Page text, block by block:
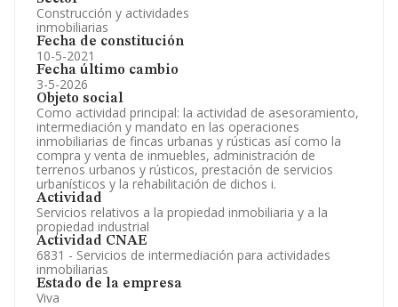
Construcción y actividades
inmobiliarias
Fecha de constitución
10-5-2021
Fecha último cambio
3-5-2026
Objeto social
Como actividad principal: la actividad de asesoramiento,
intermediación y mandato en las operaciones
inmobiliarias de fincas urbanas y rústicas así como la
compra y venta de inmuebles, administración de
terrenos urbanos y rústicos, prestación de servicios
urbanísticos y la rehabilitación de dichos i.
Actividad
Servicios relativos a la propiedad inmobiliaria y a la
propiedad industrial
Actividad CNAE
6831 - Servicios de intermediación para actividades
inmobiliarias
Estado de la empresa
Viva